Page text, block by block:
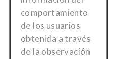
comportamiento
de los usuarios
obtenida a través
de la observación